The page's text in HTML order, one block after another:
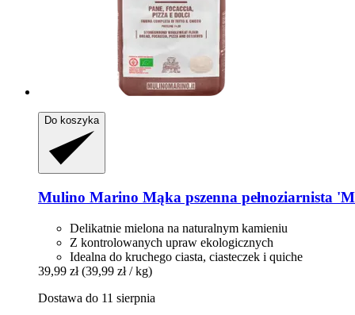
Do koszyka
Mulino Marino Mąka pszenna pełnoziarnista
Delikatnie mielona na naturalnym kamieniu
Z kontrolowanych upraw ekologicznych
Idealna do kruchego ciasta, ciasteczek i quiche
39,99 zł (39,99 zł / kg)
Dostawa do 11 sierpnia